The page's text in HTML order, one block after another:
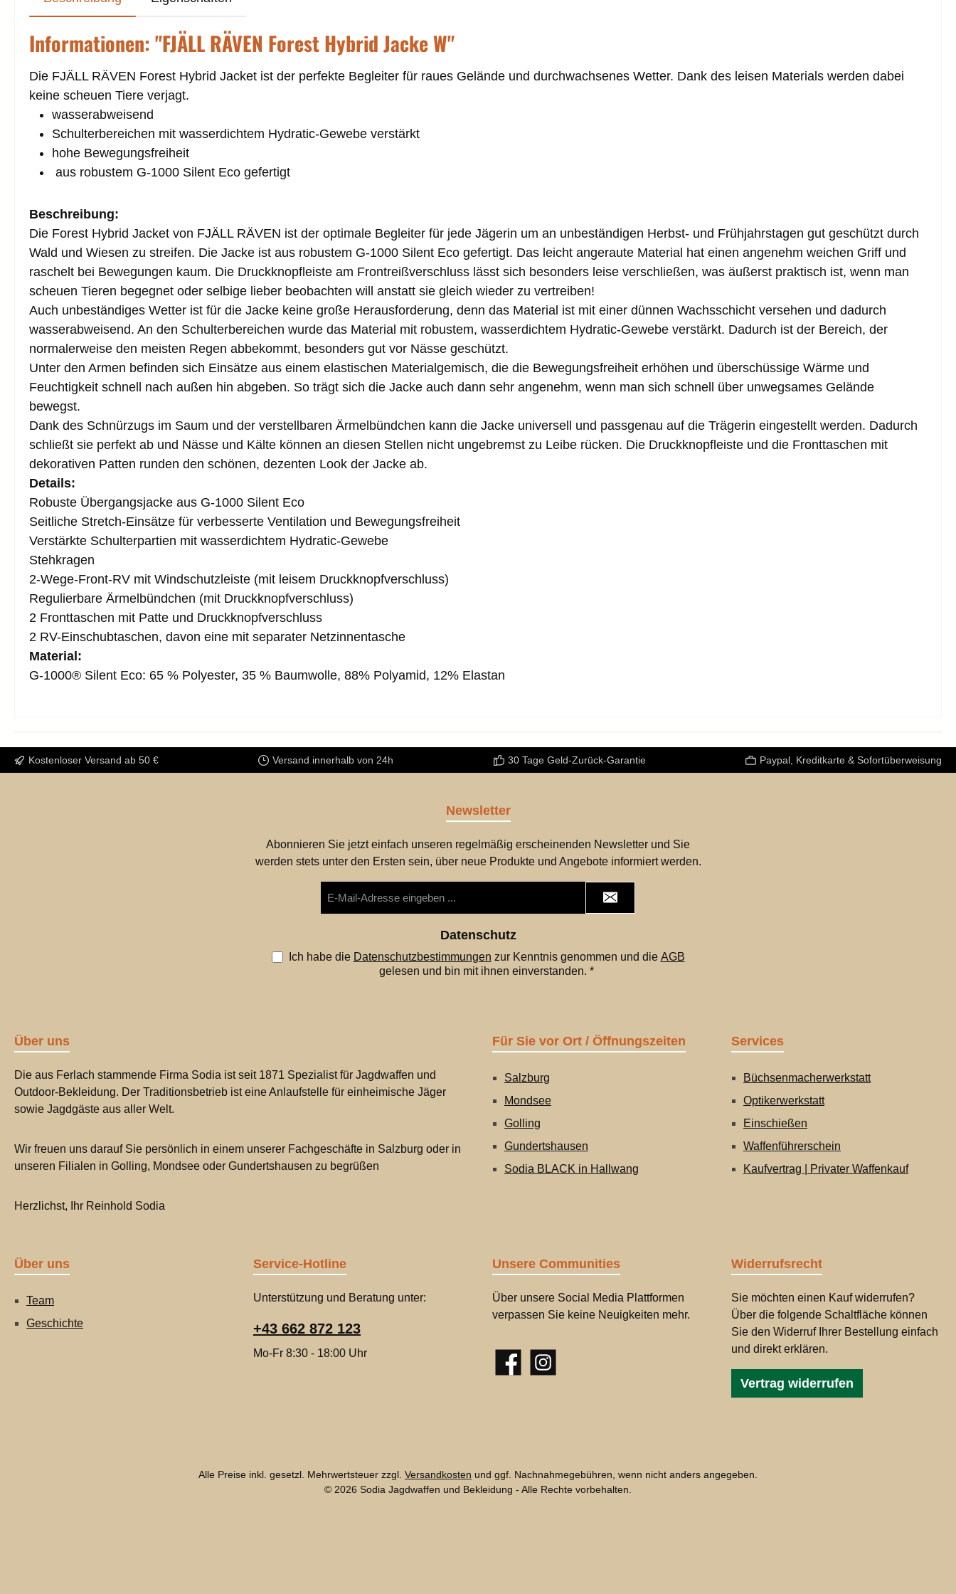
Informationen: "FJÄLL RÄVEN Forest Hybrid Jacke W"
Die FJÄLL RÄVEN Forest Hybrid Jacket ist der perfekte Begleiter für raues Gelände und durchwachsenes Wetter. Dank des leisen Materials werden dabei
keine scheuen Tiere verjagt.
wasserabweisend
Schulterbereichen mit wasserdichtem Hydratic-Gewebe verstärkt
hohe Bewegungsfreiheit
aus robustem G-1000 Silent Eco gefertigt
Beschreibung:
Die Forest Hybrid Jacket von FJÄLL RÄVEN ist der optimale Begleiter für jede Jägerin um an unbeständigen Herbst- und Frühjahrstagen gut geschützt durch
Wald und Wiesen zu streifen. Die Jacke ist aus robustem G-1000 Silent Eco gefertigt. Das leicht angeraute Material hat einen angenehm weichen Griff und
raschelt bei Bewegungen kaum. Die Druckknopfleiste am Frontreißverschluss lässt sich besonders leise verschließen, was äußerst praktisch ist, wenn man
scheuen Tieren begegnet oder selbige lieber beobachten will anstatt sie gleich wieder zu vertreiben!
Auch unbeständiges Wetter ist für die Jacke keine große Herausforderung, denn das Material ist mit einer dünnen Wachsschicht versehen und dadurch
wasserabweisend. An den Schulterbereichen wurde das Material mit robustem, wasserdichtem Hydratic-Gewebe verstärkt. Dadurch ist der Bereich, der
normalerweise den meisten Regen abbekommt, besonders gut vor Nässe geschützt.
Unter den Armen befinden sich Einsätze aus einem elastischen Materialgemisch, die die Bewegungsfreiheit erhöhen und überschüssige Wärme und
Feuchtigkeit schnell nach außen hin abgeben. So trägt sich die Jacke auch dann sehr angenehm, wenn man sich schnell über unwegsames Gelände
bewegst.
Dank des Schnürzugs im Saum und der verstellbaren Ärmelbündchen kann die Jacke universell und passgenau auf die Trägerin eingestellt werden. Dadurch
schließt sie perfekt ab und Nässe und Kälte können an diesen Stellen nicht ungebremst zu Leibe rücken. Die Druckknopfleiste und die Fronttaschen mit
dekorativen Patten runden den schönen, dezenten Look der Jacke ab.
Details:
Robuste Übergangsjacke aus G-1000 Silent Eco
Seitliche Stretch-Einsätze für verbesserte Ventilation und Bewegungsfreiheit
Verstärkte Schulterpartien mit wasserdichtem Hydratic-Gewebe
Stehkragen
2-Wege-Front-RV mit Windschutzleiste (mit leisem Druckknopfverschluss)
Regulierbare Ärmelbündchen (mit Druckknopfverschluss)
2 Fronttaschen mit Patte und Druckknopfverschluss
2 RV-Einschubtaschen, davon eine mit separater Netzinnentasche
Material:
G-1000® Silent Eco: 65 % Polyester, 35 % Baumwolle, 88% Polyamid, 12% Elastan
Kostenloser Versand ab 50 € Versand innerhalb von 24h 30 Tage Geld-Zurück-Garantie Paypal, Kreditkarte & Sofortüberweisung
Newsletter
Abonnieren Sie jetzt einfach unseren regelmäßig erscheinenden Newsletter und Sie
werden stets unter den Ersten sein, über neue Produkte und Angebote informiert werden.
Mail-
Datenschutz
Ich habe die Datenschutzbestimmungen zur Kenntnis genommen und die AGB
gelesen und bin mit ihnen einverstanden. *
Über uns
Die aus Ferlach stammende Firma Sodia ist seit 1871 Spezialist für Jagdwaffen und
Outdoor-Bekleidung. Der Traditionsbetrieb ist eine Anlaufstelle für einheimische Jäger
sowie Jagdgäste aus aller Welt.
Wir freuen uns darauf Sie persönlich in einem unserer Fachgeschäfte in Salzburg oder in
unseren Filialen in Golling, Mondsee oder Gundertshausen zu begrüßen
Herzlichst, Ihr Reinhold Sodia
Für Sie vor Ort / Öffnungszeiten
Salzburg
Mondsee
Golling
Gundertshausen
Sodia BLACK in Hallwang
Services
Büchsenmacherwerkstatt
Optikerwerkstatt
Einschießen
Waffenführerschein
Kaufvertrag | Privater Waffenkauf
Über uns
Team
Geschichte
Service-Hotline
Unterstützung und Beratung unter:
+43 662 872 123
Mo-Fr 8:30 - 18:00 Uhr
Unsere Communities
Über unsere Social Media Plattformen
verpassen Sie keine Neuigkeiten mehr.
FacebookInstagram
Widerrufsrecht
Sie möchten einen Kauf widerrufen?
Über die folgende Schaltfläche können
Sie den Widerruf Ihrer Bestellung einfach
und direkt erklären.
Vertrag widerrufen
Alle Preise inkl. gesetzl. Mehrwertsteuer zzgl. Versandkosten und ggf. Nachnahmegebühren, wenn nicht anders angegeben.
© 2026 Sodia Jagdwaffen und Bekleidung - Alle Rechte vorbehalten.